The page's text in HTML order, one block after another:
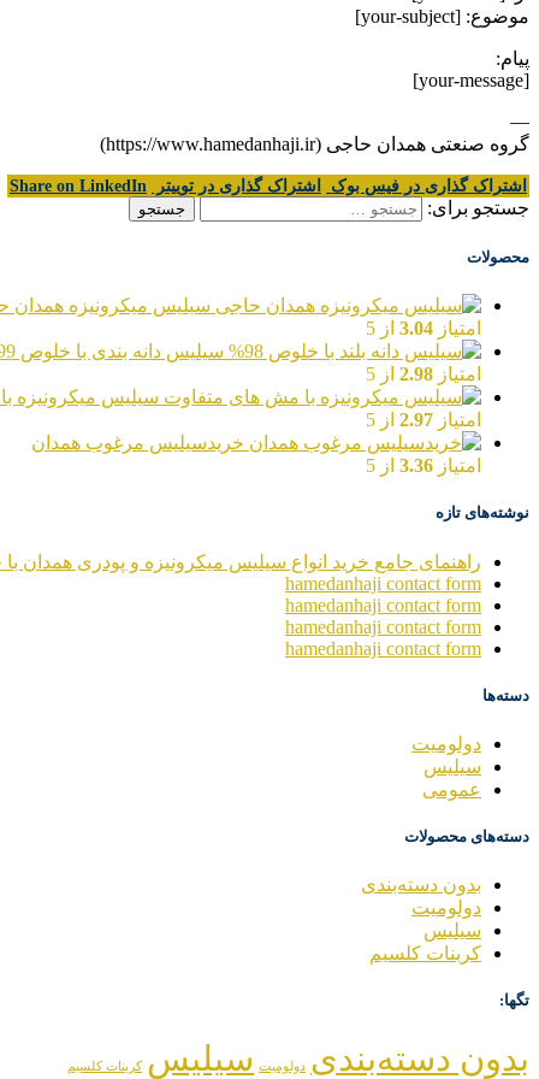
موضوع: [your-subject]
پیام:
[your-message]
—
گروه صنعتی همدان حاجی (https://www.hamedanhaji.ir)
اشتراک گذاری در فیس بوک اشتراک گذاری در توییتر Share on LinkedIn
جستجو برای:
محصولات
سیلیس میکرونیزه همدان
امتیاز 3.04 از 5
سیلیس دانه بندی با خلوص 99%
امتیاز 2.98 از 5
سیلیس میکرونیزه
امتیاز 2.97 از 5
خریدسیلیس مرغوب همدان
امتیاز 3.36 از 5
نوشته‌های تازه
راهنمای جامع خرید انواع سیلیس میکرونیزه و پودری همدان با
hamedanhaji contact form
hamedanhaji contact form
hamedanhaji contact form
hamedanhaji contact form
دسته‌ها
دولومیت
سیلیس
عمومی
دسته‌های محصولات
بدون دسته‌بندی
دولومیت
سیلیس
کربنات کلسیم
تگها:
بدون دسته‌بندی دولومیت سیلیس کربنات کلسیم